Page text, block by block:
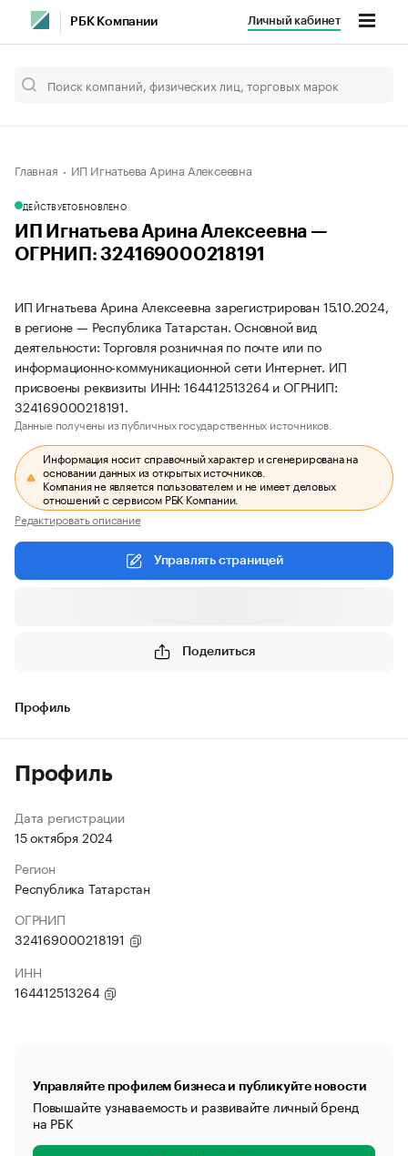
РБК Компании Личный кабинет
Главная ИП Игнатьева Арина Алексеевна
ДЕЙСТВУЕТОБНОВЛЕНО
ИП Игнатьева Арина Алексеевна —
ОГРНИП: 324169000218191
ИП Игнатьева Арина Алексеевна зарегистрирован 15.10.2024,
в регионе — Республика Татарстан. Основной вид
деятельности: Торговля розничная по почте или по
информационно-коммуникационной сети Интернет. ИП
присвоены реквизиты ИНН: 164412513264 и ОГРНИП:
324169000218191.
Данные получены из публичных государственных источников.
Информация носит справочный характер и сгенерирована на
основании данных из открытых источников.
Компания не является пользователем и не имеет деловых
отношений с сервисом РБК Компании.
Редактировать описание
Управлять страницей
Поделиться
Профиль
Профиль
Дата регистрации
15 октября 2024
Регион
Республика Татарстан
ОГРНИП
324169000218191
ИНН
164412513264
Управляйте профилем бизнеса и публикуйте новости
Повышайте узнаваемость и развивайте личный бренд
на РБК